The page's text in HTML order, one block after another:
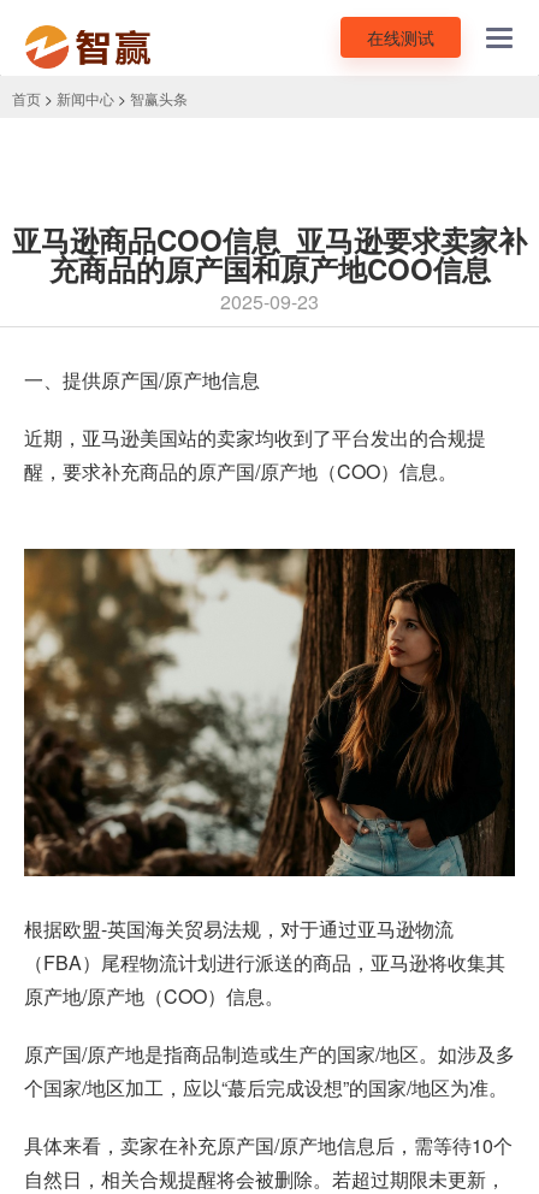
在线测试
首页 > 新闻中心 > 智赢头条
亚马逊商品COO信息_亚马逊要求卖家补
充商品的原产国和原产地COO信息
2025-09-23
一、提供原产国/原产地信息
近期， 亚马逊美国站的卖家均收到了平台发出的合规提
醒，要求补充商品的原产国/原产地（COO）信息。
根据欧盟-英国海关贸易法规，对于通过亚马逊物流
（FBA）尾程物流计划进行派送的商品，亚马逊将收集其
原产地/原产地（COO）信息。
原产国/原产地是指商品制造或生产的国家/地区。如涉及多
个国家/地区加工，应以“蕞后完成设想”的国家/地区为准。
具体来看，卖家在补充原产国/原产地信息后，需等待10个
自然日，相关合规提醒将会被删除。若超过期限未更新，